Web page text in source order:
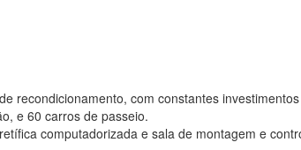
recondicionamento, com constantes
e 60 carros de passeio.
computadorizada e sala de montagem e